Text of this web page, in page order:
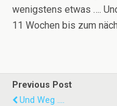
wenigstens etwas ….
11 Wochen bis zum
Previous Post
Und Weg ....